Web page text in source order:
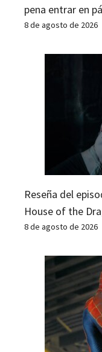
pena entrar en
8 de agosto de 2026
Reseña del
House of the
8 de agosto de 2026